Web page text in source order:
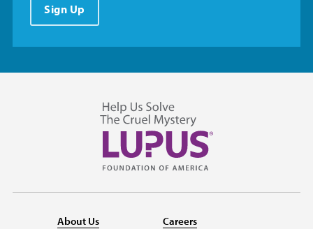
Sign Up
About Us Careers